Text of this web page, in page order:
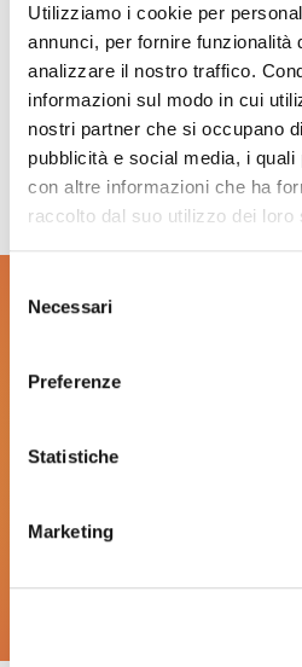
Utilizziamo i cookie per
annunci, per fornire funzionalità
analizzare il nostro traffico.
informazioni sul modo in cui
nostri partner che si occupano
pubblicità e social media, i
con altre informazioni che ha
raccolto dal suo utilizzo dei loro
delNecessari
Preferenze
Statistiche
Marketing
Silvia Winkler ,
Rechtsabteilung
In lingua tedesca
Möchten Sie
erforderlich. Melden Sie
Ihnen nach Anmeldung
Jetzt anmelden